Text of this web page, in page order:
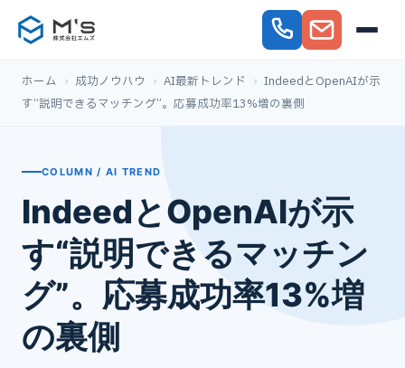
ホーム › 成功ノウハウ › AI最新トレンド › IndeedとOpenAIが示
す“説明できるマッチング”。応募成功率13%増の裏側
COLUMN / AI TREND
IndeedとOpenAIが示
す“説明できるマッチン
グ”。応募成功率13%増
の裏側